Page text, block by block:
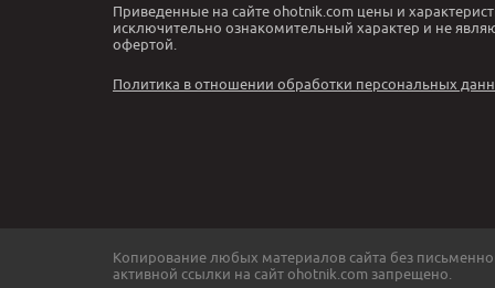
Приведенные на сайте ohotnik.com цены и
исключительно ознакомительный характер и не
офертой.
Политика в отношении обработки персональных
Копирование любых материалов сайта без
активной ссылки на сайт ohotnik.com запрещено.